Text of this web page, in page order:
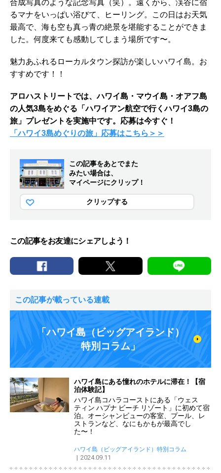
合成写真のような記念写真（笑）。遠くから、渓谷に宿
るマナをいっぱい浴びて、ヒーリング。この日はお天気
最高で、海も空も真っ青の絶景を堪能することができま
した。何度来ても感動してしまう場所です〜。
魅力あふれるローカルタウン探訪が楽しいハワイ島。お
すすめです！！
アロハストリートでは、ハワイ島・マウイ島・オアフ島
の人気3島をめぐる「ハワイアン航空で行くハワイ3島の
旅」プレゼントを実施中です。応募は今すぐ！
「ハワイ3島めぐりの旅」応募はこちら＞＞
この記事をあとでまた
みたい場合は、
マイページにクリップ！
クリップする
この記事をお友達にシェアしよう！
この記事が載っている連載
「ハワイ島（ビッグアイランド）
特別コラム」
ハワイ島にある憧れのホテルに滞在！【宿
泊体験記】
ハワイ島コハラコーストにある「ウェス
ティン ハプナ ビーチ リゾート」に初めて宿
泊。オーシャンビューの客室、プール、レ
ストランなど、なにもかもが最高でし
た〜！
ハワイ島（ビッグアイランド）特別コラム
2024.09.11